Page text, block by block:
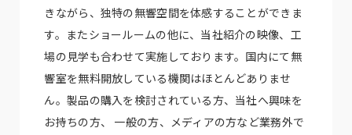
きながら、独特の無響空間を体感することができま
す。またショールームの他に、当社紹介の映像、工
場の見学も合わせて実施しております。国内にて無
響室を無料開放している機関はほとんどありませ
ん。製品の購入を検討されている方、当社へ興味を
お持ちの方、 一般の方、メディアの方など業務外で